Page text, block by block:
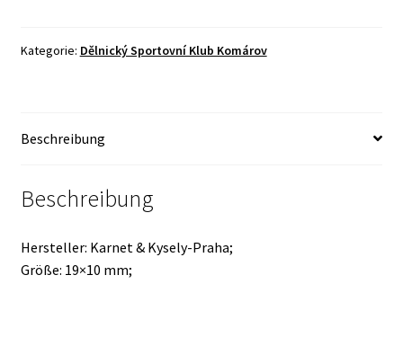
Kategorie: Dělnický Sportovní Klub Komárov
Beschreibung
Beschreibung
Hersteller: Karnet & Kysely-Praha;
Größe: 19×10 mm;